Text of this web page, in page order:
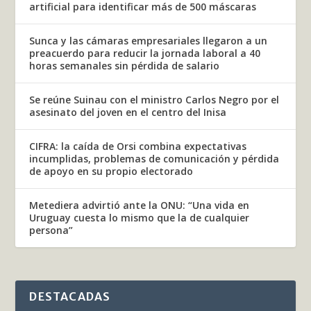
artificial para identificar más de 500 máscaras
Sunca y las cámaras empresariales llegaron a un
preacuerdo para reducir la jornada laboral a 40
horas semanales sin pérdida de salario
Se reúne Suinau con el ministro Carlos Negro por el
asesinato del joven en el centro del Inisa
CIFRA: la caída de Orsi combina expectativas
incumplidas, problemas de comunicación y pérdida
de apoyo en su propio electorado
Metediera advirtió ante la ONU: “Una vida en
Uruguay cuesta lo mismo que la de cualquier
persona”
DESTACADAS